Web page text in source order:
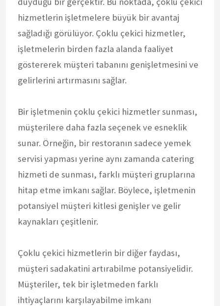
hizmetlerin işletmelere büyük bir avantaj
sağladığı görülüyor. Çoklu çekici hizmetler,
işletmelerin birden fazla alanda faaliyet
göstererek müşteri tabanını genişletmesini ve
gelirlerini artırmasını sağlar.
Bir işletmenin çoklu çekici hizmetler sunması,
müşterilere daha fazla seçenek ve esneklik
sunar. Örneğin, bir restoranın sadece yemek
servisi yapması yerine aynı zamanda catering
hizmeti de sunması, farklı müşteri gruplarına
hitap etme imkanı sağlar. Böylece, işletmenin
potansiyel müşteri kitlesi genişler ve gelir
kaynakları çeşitlenir.
Çoklu çekici hizmetlerin bir diğer faydası,
müşteri sadakatini artırabilme potansiyelidir.
Müşteriler, tek bir işletmeden farklı
ihtiyaçlarını karşılayabilme imkanı